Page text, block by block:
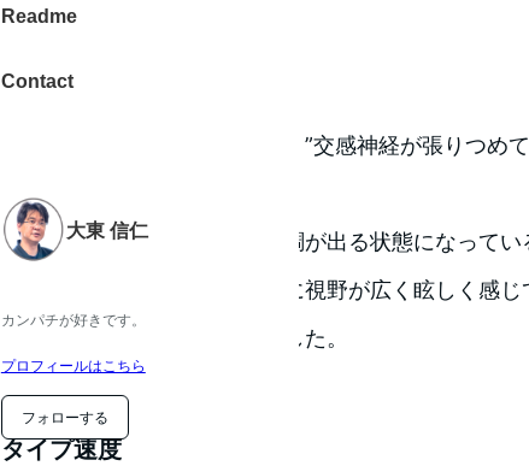
Readme
Contact
大東 信仁
カンパチが好きです。
プロフィールはこちら
フォローする
そんな土曜日でした。
カイロプラクティス
月に一度の体のメンテナンス。”交感神経が張りつめ
た。
天気の変化に対して、体の不調が出る状態になって
正してもらいました。施術後に視野が広く眩しく感
くなっていたことを認識しました。
タイプ速度